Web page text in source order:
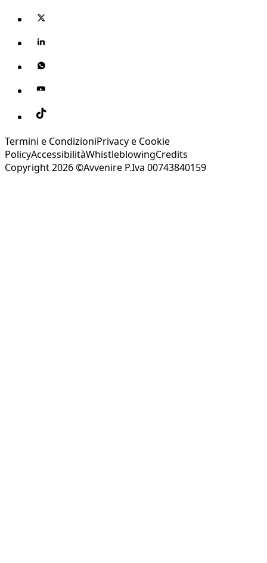
Termini e CondizioniPrivacy e Cookie
PolicyAccessibilitàWhistleblowingCredits
Copyright 2026 ©Avvenire P.Iva 00743840159